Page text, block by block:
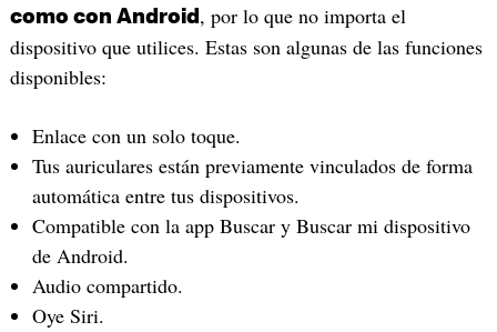
como con Android , por lo que no importa el
dispositivo que utilices. Estas son algunas de las funciones
disponibles:
Enlace con un solo toque.
Tus auriculares están previamente vinculados de forma
automática entre tus dispositivos.
Compatible con la app Buscar y Buscar mi dispositivo
de Android.
Audio compartido.
Oye Siri.